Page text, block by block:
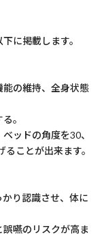
に掲載します。
の維持、全身状態
。
ッドの角度を30、
ことが出来ます。
り認識させ、体に
のリスクが高ま